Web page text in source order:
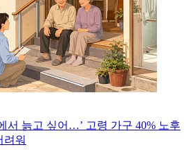
서 늙고 싶어…’ 고령 가구 40% 노후
려워